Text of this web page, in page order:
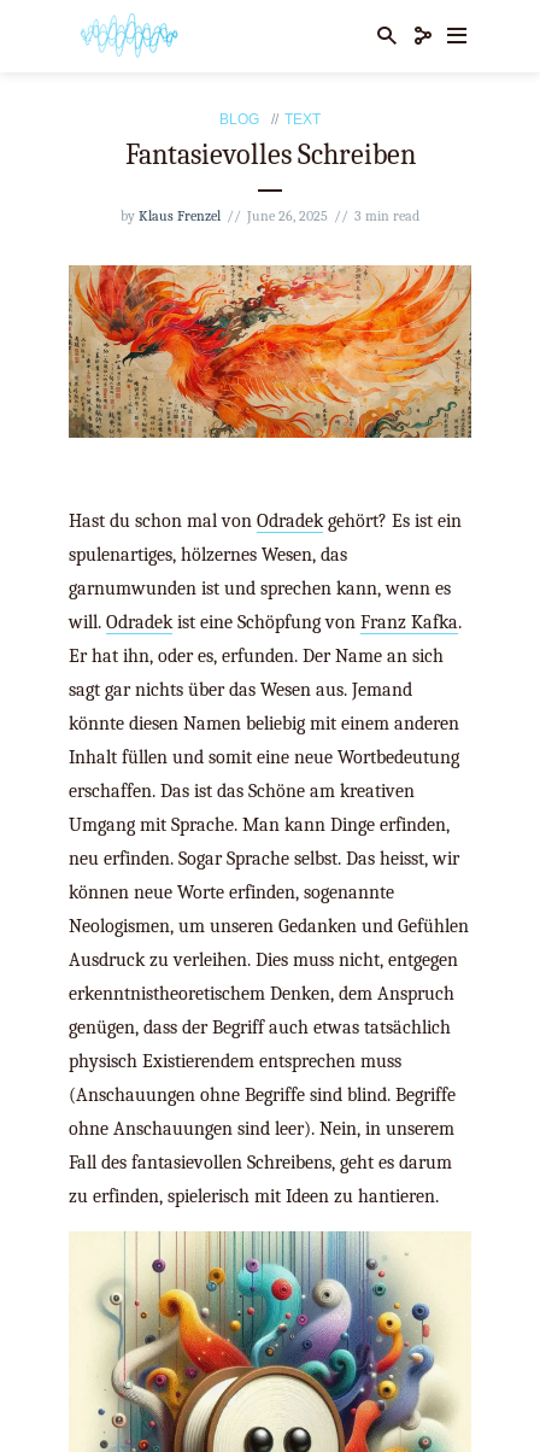
BLOG TEXT
Fantasievolles Schreiben
by Klaus Frenzel June 26, 2025 3 min read
Hast du schon mal von Odradekgehört? Es ist ein
spulenartiges, hölzernes Wesen, das
garnumwunden ist und sprechen kann, wenn es
will. Odradekist eine Schöpfung von Franz Kafka.
Er hat ihn, oder es, erfunden. Der Name an sich
sagt gar nichts über das Wesen aus. Jemand
könnte diesen Namen beliebig mit einem anderen
Inhalt füllen und somit eine neue Wortbedeutung
erschaffen. Das ist das Schöne am kreativen
Umgang mit Sprache. Man kann Dinge erfinden,
neu erfinden. Sogar Sprache selbst. Das heisst, wir
können neue Worte erfinden, sogenannte
Neologismen, um unseren Gedanken und Gefühlen
Ausdruck zu verleihen. Dies muss nicht, entgegen
erkenntnistheoretischem Denken, dem Anspruch
genügen, dass der Begriff auch etwas tatsächlich
physisch Existierendem entsprechen muss
(Anschauungen ohne Begriffe sind blind. Begriffe
ohne Anschauungen sind leer). Nein, in unserem
Fall des fantasievollen Schreibens, geht es darum
zu erfinden, spielerisch mit Ideen zu hantieren.